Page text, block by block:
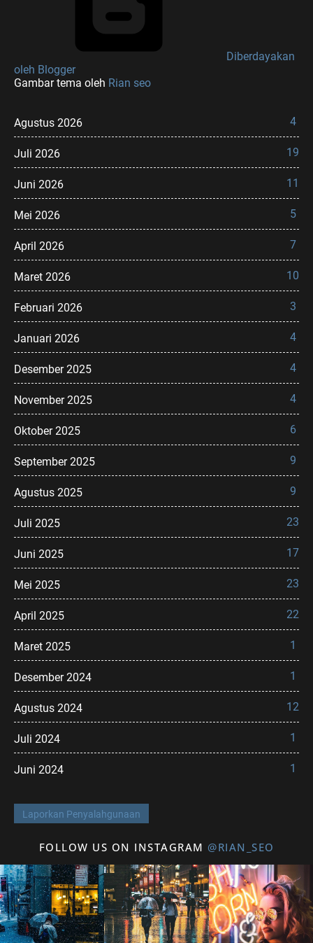
Diberdayakan
oleh Blogger
Gambar tema oleh Rian seo
Agustus 2026 4
Juli 2026 19
Juni 2026 11
Mei 2026 5
April 2026 7
Maret 2026 10
Februari 2026 3
Januari 2026 4
Desember 2025 4
November 2025 4
Oktober 2025 6
September 2025 9
Agustus 2025 9
Juli 2025 23
Juni 2025 17
Mei 2025 23
April 2025 22
Maret 2025 1
Desember 2024 1
Agustus 2024 12
Juli 2024 1
Juni 2024 1
Laporkan Penyalahgunaan
FOLLOW US ON INSTAGRAM @RIAN_SEO